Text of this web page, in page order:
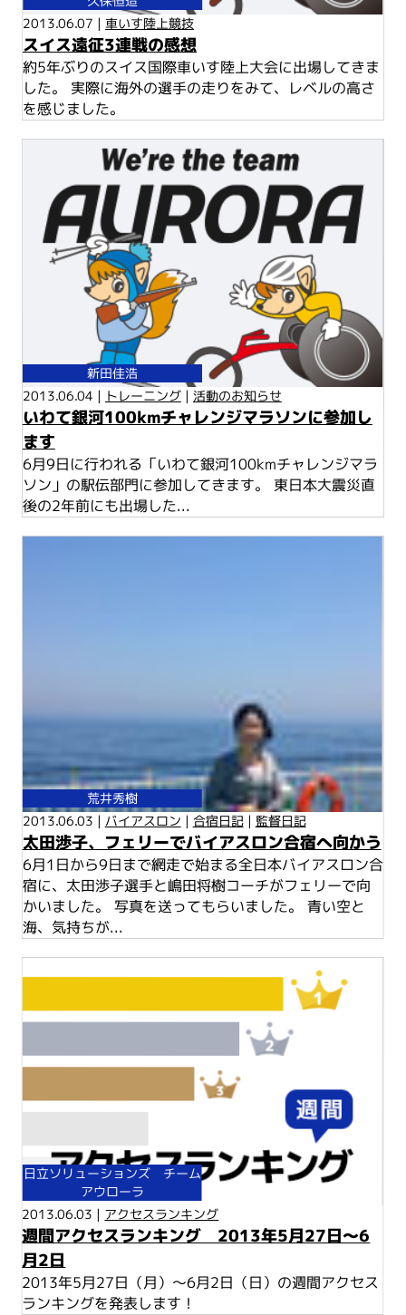
2013.06.07 |車いす陸上競技
スイス遠征3連戦の感想
約5年ぶりのスイス国際車いす陸上大会に出場してきま
した。 実際に海外の選手の走りをみて、レベルの高さ
を感じました。
新田佳浩
2013.06.04 | トレーニング| 活動のお知らせ
いわて銀河100kmチャレンジマラソンに参加し
ます
6月9日に行われる「いわて銀河100kmチャレンジマラ
ソン」の駅伝部門に参加してきます。 東日本大震災直
後の2年前にも出場した...
荒井秀樹
2013.06.03 | バイアスロン | 合宿日記| 監督日記
太田渉子、フェリーでバイアスロン合宿へ向かう
6月1日から9日まで網走で始まる全日本バイアスロン合
宿に、太田渉子選手と嶋田将樹コーチがフェリーで向
かいました。 写真を送ってもらいました。 青い空と
海、気持ちが...
日立ソリューションズ チーム
アウローラ
2013.06.03 | アクセスランキング
週間アクセスランキング 2013年5月27日～6
月2日
2013年5月27日（月）～6月2日（日）の週間アクセス
ランキングを発表します！